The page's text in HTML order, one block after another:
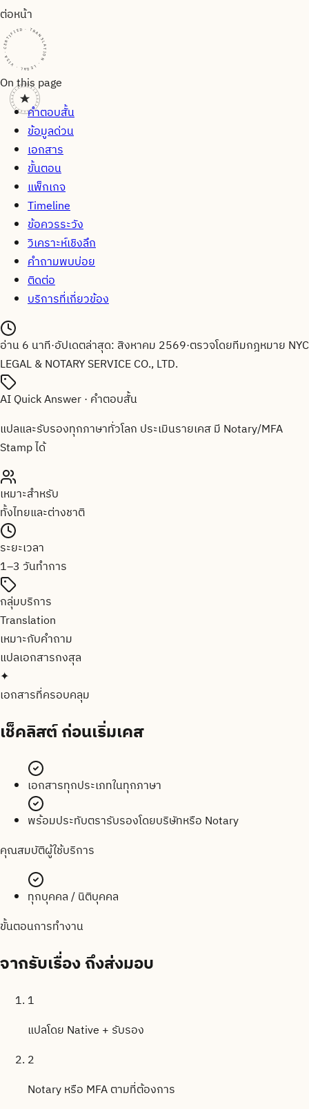
ต่อหน้า
CERTIFIED · TRANSLATION · LEGAL · VISA · CERTIFIED · TRANSLATION · LEGAL · VISA · CERTIFIED · TRANSLATION · LEGAL · VISA ·
On this page
คำตอบสั้น
ข้อมูลด่วน
เอกสาร
ขั้นตอน
แพ็กเกจ
Timeline
ข้อควรระวัง
วิเคราะห์เชิงลึก
คำถามพบบ่อย
ติดต่อ
บริการที่เกี่ยวข้อง
อ่าน6 นาที·อัปเดตล่าสุด: สิงหาคม 2569·ตรวจโดยทีมกฎหมาย NYC
LEGAL & NOTARY SERVICE CO., LTD.
AI Quick Answer · คำตอบสั้น
แปลและรับรองทุกภาษาทั่วโลก ประเมินรายเคส มี Notary/MFA
Stamp ได้
เหมาะสำหรับ
ทั้งไทยและต่างชาติ
ระยะเวลา
1–3 วันทำการ
กลุ่มบริการ
Translation
เหมาะกับคำถาม
แปลเอกสารกงสุล
✦
เอกสารที่ครอบคลุม
เช็คลิสต์ก่อนเริ่มเคส
เอกสารทุกประเภทในทุกภาษา
พร้อมประทับตรารับรองโดยบริษัทหรือ Notary
คุณสมบัติผู้ใช้บริการ
ทุกบุคคล / นิติบุคคล
ขั้นตอนการทำงาน
จากรับเรื่องถึงส่งมอบ
1
แปลโดย Native + รับรอง
2
Notary หรือ MFA ตามที่ต้องการ